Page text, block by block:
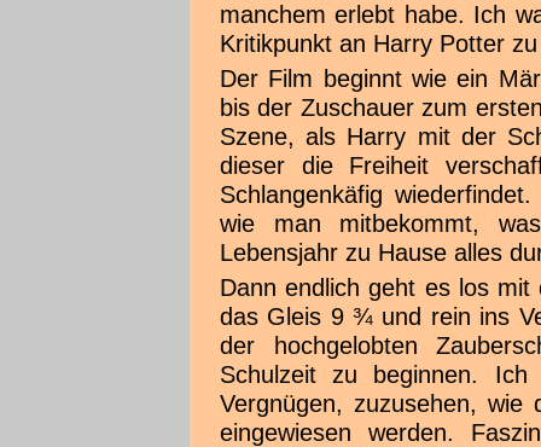
manchem erlebt habe. Ich
Kritikpunkt an Harry Potter
Der Film beginnt wie ein
bis der Zuschauer zum
Szene, als Harry mit der
dieser die Freiheit
Schlangenkäfig
wie man mitbekommt,
Lebensjahr zu Hause alles
Dann endlich geht es los
das Gleis 9 ¾ und rein ins
der hochgelobten
Schulzeit zu beginnen.
Vergnügen, zuzusehen, wie
eingewiesen werden.